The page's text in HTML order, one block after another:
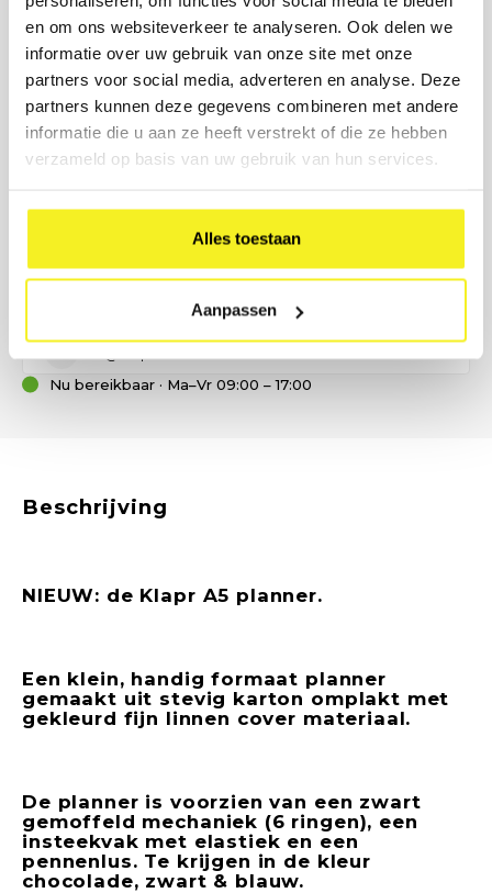
en om ons websiteverkeer te analyseren. Ook delen we
informatie over uw gebruik van onze site met onze
partners voor social media, adverteren en analyse. Deze
partners kunnen deze gegevens combineren met andere
informatie die u aan ze heeft verstrekt of die ze hebben
verzameld op basis van uw gebruik van hun services.
Alles toestaan
Aanpassen
BEDRUKKING GEWENST? (OPTIONEEL)
Verstuur aanvraag
LIEVER DIRECT CONTACT?
— wij denken met u mee over formaat, materiaal en
bedrukking.
Nu bereikbaar · Ma–Vr 09:00 – 17:00
Beschrijving
NIEUW: de Klapr A5 planner.
Een klein, handig formaat planner
gemaakt uit stevig karton omplakt met
gekleurd fijn linnen cover materiaal.
De planner is voorzien van een zwart
gemoffeld mechaniek (6 ringen), een
insteekvak met elastiek en een
pennenlus. Te krijgen in de kleur
chocolade, zwart & blauw.